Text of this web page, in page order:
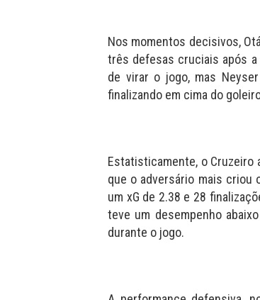
Nos momentos decisivos,
três defesas cruciais após a
de virar o jogo, mas
finalizando em cima do
Estatisticamente, o Cruzeiro
que o adversário mais criou
um xG de 2.38 e 28
teve um desempenho
durante o jogo.